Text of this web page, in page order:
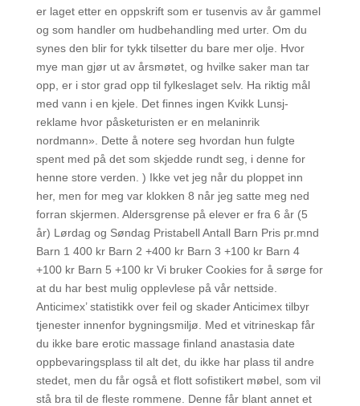
er laget etter en oppskrift som er tusenvis av år gammel
og som handler om hudbehandling med urter. Om du
synes den blir for tykk tilsetter du bare mer olje. Hvor
mye man gjør ut av årsmøtet, og hvilke saker man tar
opp, er i stor grad opp til fylkeslaget selv. Ha riktig mål
med vann i en kjele. Det finnes ingen Kvikk Lunsj-
reklame hvor påsketuristen er en melaninrik
nordmann». Dette å notere seg hvordan hun fulgte
spent med på det som skjedde rundt seg, i denne for
henne store verden. ) Ikke vet jeg når du ploppet inn
her, men for meg var klokken 8 når jeg satte meg ned
forran skjermen. Aldersgrense på elever er fra 6 år (5
år) Lørdag og Søndag Pristabell Antall Barn Pris pr.mnd
Barn 1 400 kr Barn 2 +400 kr Barn 3 +100 kr Barn 4
+100 kr Barn 5 +100 kr Vi bruker Cookies for å sørge for
at du har best mulig opplevlese på vår nettside.
Anticimex’ statistikk over feil og skader Anticimex tilbyr
tjenester innenfor bygningsmiljø. Med et vitrineskap får
du ikke bare erotic massage finland anastasia date
oppbevaringsplass til alt det, du ikke har plass til andre
stedet, men du får også et flott sofistikert møbel, som vil
stå bra til de fleste rommene. Denne får blant annet et